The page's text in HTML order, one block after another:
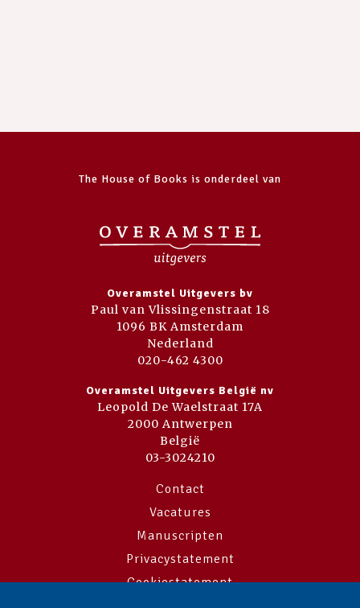
The House of Books is onderdeel van
Overamstel Uitgevers bv
Paul van Vlissingenstraat 18
1096 BK Amsterdam
Nederland
020-462 4300
Overamstel Uitgevers België nv
Leopold De Waelstraat 17A
2000 Antwerpen
België
03-3024210
Contact
Vacatures
Manuscripten
Privacystatement
Cookiestatement